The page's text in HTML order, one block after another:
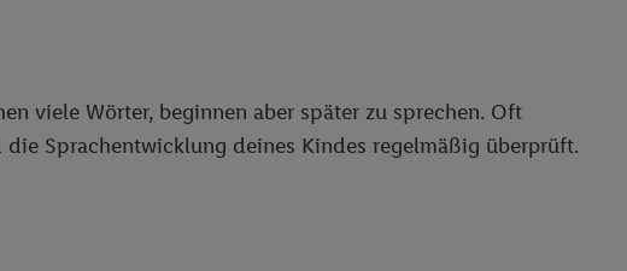
viele Wörter, beginnen aber später zu sprechen. Oft
die Sprachentwicklung deines Kindes regelmäßig überprüft.